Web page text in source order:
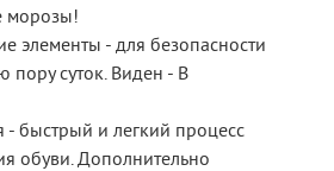
морозы!
элементы - для безопасности
пору суток. Виден - В
- быстрый и легкий процесс
обуви. Дополнительно